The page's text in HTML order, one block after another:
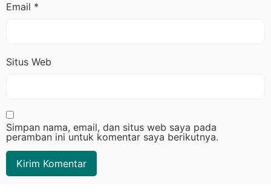
Email *
Situs Web
Simpan nama, email, dan situs web saya pada
peramban ini untuk komentar saya berikutnya.